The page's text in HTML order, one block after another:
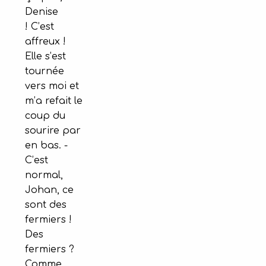
Denise
! C’est
affreux !
Elle s’est
tournée
vers moi et
m’a refait le
coup du
sourire par
en bas. -
C’est
normal,
Johan, ce
sont des
fermiers !
Des
fermiers ?